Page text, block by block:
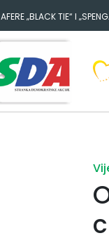
AFERE „BLACK TIE“ I